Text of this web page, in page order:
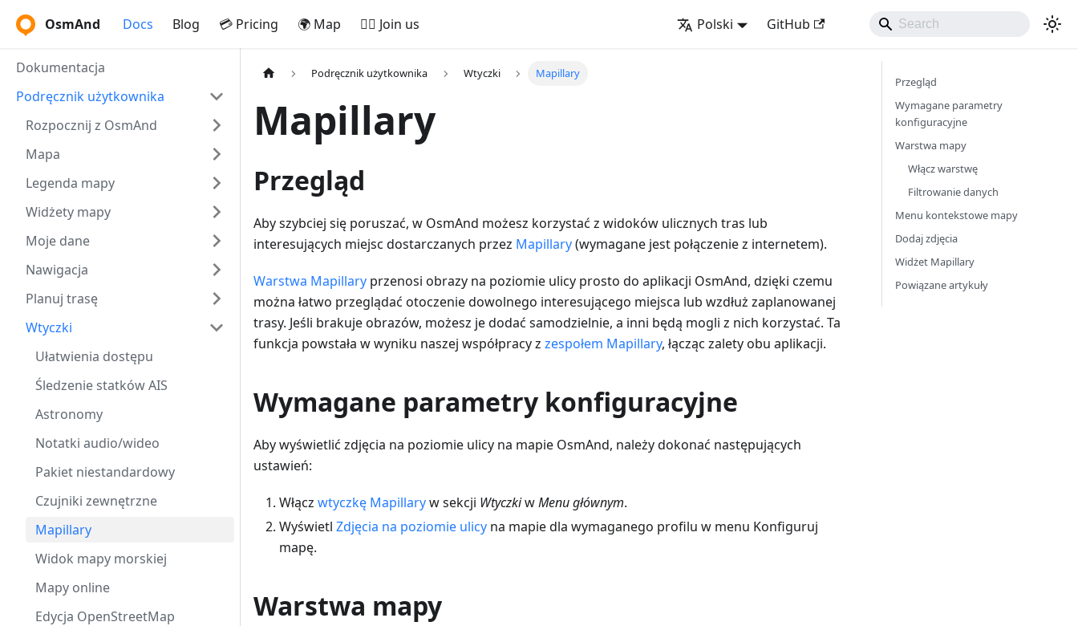
OsmAnd Docs Blog 💳 Pricing 🌍 Map 🚵‍♂️ Join us Polski GitHub
Dokumentacja
Podręcznik użytkownika
Rozpocznij z OsmAnd
Mapa
Legenda mapy
Widżety mapy
Moje dane
Nawigacja
Planuj trasę
Wtyczki
Ułatwienia dostępu
Śledzenie statków AIS
Astronomy
Notatki audio/wideo
Pakiet niestandardowy
Czujniki zewnętrzne
Mapillary
Widok mapy morskiej
Mapy online
Edycja OpenStreetMap
Podręcznik użytkownika Wtyczki Mapillary
Mapillary
Przegląd
Aby szybciej się poruszać, w OsmAnd możesz korzystać z widoków ulicznych tras lub
interesujących miejsc dostarczanych przez Mapillary(wymagane jest połączenie z internetem).
Warstwa Mapillary przenosi obrazy na poziomie ulicy prosto do aplikacji OsmAnd, dzięki czemu
można łatwo przeglądać otoczenie dowolnego interesującego miejsca lub wzdłuż zaplanowanej
trasy. Jeśli brakuje obrazów, możesz je dodać samodzielnie, a inni będą mogli z nich korzystać. Ta
funkcja powstała w wyniku naszej współpracy z zespołem Mapillary, łącząc zalety obu aplikacji.
Wymagane parametry konfiguracyjne
Aby wyświetlić zdjęcia na poziomie ulicy na mapie OsmAnd, należy dokonać następujących
ustawień:
Włącz wtyczkę Mapillaryw sekcji WtyczkiwMenu głównym.
Wyświetl Zdjęcia na poziomie ulicy na mapie dla wymaganego profilu w menu Konfiguruj
mapę.
Warstwa mapy
Przegląd
Wymagane parametry
konfiguracyjne
Warstwa mapy
Włącz warstwę
Filtrowanie danych
Menu kontekstowe mapy
Dodaj zdjęcia
Widżet Mapillary
Powiązane artykuły